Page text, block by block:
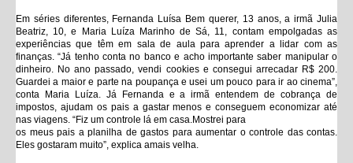
Em séries diferentes, Fernanda Luísa Bem querer, 13 anos, a irmã Julia
Beatriz, 10, e Maria Luíza Marinho de Sá, 11, contam empolgadas as
experiências que têm em sala de aula para aprender a lidar com as
finanças. “Já tenho conta no banco e acho importante saber manipular o
dinheiro. No ano passado, vendi cookies e consegui arrecadar R$ 200.
Guardei a maior e parte na poupança e usei um pouco para ir ao cinema”,
conta Maria Luíza. Já Fernanda e a irmã entendem de cobrança de
impostos, ajudam os pais a gastar menos e conseguem economizar até
nas viagens. “Fiz um controle lá em casa.Mostrei para
os meus pais a planilha de gastos para aumentar o controle das contas.
Eles gostaram muito”, explica amais velha.